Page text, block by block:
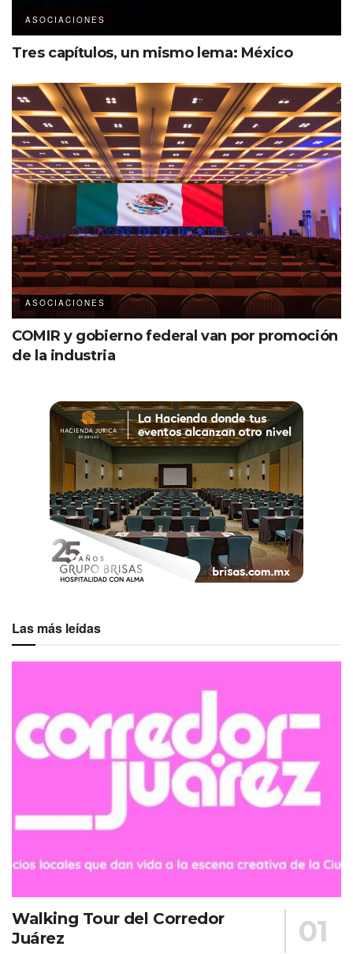
ASOCIACIONES
Tres capítulos, un mismo lema: México
ASOCIACIONES
COMIR y gobierno federal van por promoción
de la industria
Las más leídas
Walking Tour del Corredor
Juárez